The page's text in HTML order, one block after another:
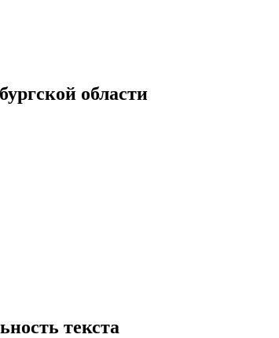
области
текста